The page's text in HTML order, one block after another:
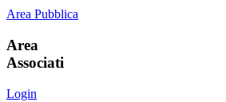
Area Pubblica
Area
Associati
Login